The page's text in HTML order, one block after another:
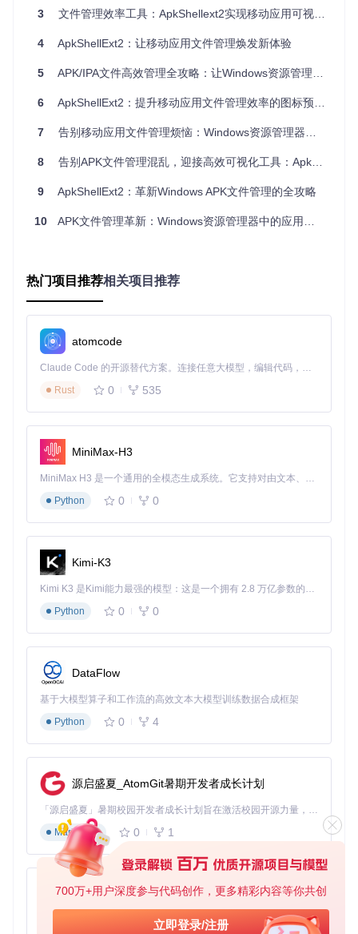
700万+用户深度参与代码创作，更多精彩内容等你共创
立即登录/注册
鼠标悬停信息提示
名称、包名、版本号、文件大小等关键信息。对于需要快速筛
应用商店跳转等功能。重命名支持自定义模板，如"[应用名称]
并配置环境变量。
进入项目目录下的
点击install.bat，选择"以管理员身份运行"。脚本会自动注
册资源管理器扩展，无需手动配置注册表。
3. 重启资源管理器
同样在Resources目录下，双击运行restart_explorer.ba
t，该脚本会重启Windows资源管理器进程，使扩展立即生
效。
场景化使用案例：不同用户的效率提升方案
移动应用开发者的测试包管理
某安卓开发者需要在电脑上管理数十个测试版本的APK文件，
通过ApkShellExt2的图标预览和悬停信息功能，无需安装即可
快速识别每个包的版本号和功能特性，配合批量重命名功能，
将文件按"应用名_日期_版本号.apk"格式整理，大幅提升测试
效率。
手机爱好者的应用备份整理
快速识别应用，利用右键菜单直接跳转到应用商店查看详情，
避免安装到恶意应用，同时通过自定义命名规则将备份文件整
理得井井有条。
检查.NET Framework版本：确保系统已安装.NET Frame
work 4.5或更高版本，可通过"控制面板→程序→程序和功
能"查看已安装组件。
重启资源管理器：运行 restart_explorer.bat
Ctr
l+Shift+Esc
器"进程并重启。
确认权限设置
理员身份运行，可重新执行安装程序。
3 文件管理效率工具：ApkShellext2实现移动应用可视化管理
4 ApkShellExt2：让移动应用文件管理焕发新体验
5 APK/IPA文件高效管理全攻略：让Windows资源管理器秒显应用图标
6 ApkShellExt2：提升移动应用文件管理效率的图标预览工具
7 告别移动应用文件管理烦恼：Windows资源管理器增强工具ApkShellExt2全攻略
8 告别APK文件管理混乱，迎接高效可视化工具：ApkShellExt2提升Windows文件管理效率方案
9 ApkShellExt2：革新Windows APK文件管理的全攻略
10 APK文件管理革新：Windows资源管理器中的应用图标显示全攻略
热门项目推荐相关项目推荐
atomcode
Claude Code 的开源替代方案。连接任意大模型，编辑代码，运行命令，自动验证 — 全自动执行。用 Rust 构建，极致性能。 ｜ An open-source alternative to Claude Code. Connect any LLM, edit code, run commands, and verify changes — autonomously. Built in Rust for speed. Get Started
Rust
0 535
MiniMax-H3
MiniMax H3 是一个通用的全模态生成系统。它支持对由文本、图像、视频和音频组成的多模态上下文进行统一理解，并能生成分辨率高达 2K、时长可达 15 秒的带原生立体声音频的视频。得益于面向任务泛化的系统设计，H3 在预训练阶段就已具备广泛的多模态上下文理解与生成能力，能够出色地执行复杂的多模态指令。
Python
0 0
Kimi-K3
Kimi K3 是Kimi能力最强的模型：这是一个拥有 2.8 万亿参数的混合专家（MoE）模型，具备原生视觉理解能力，并支持 100 万 token 的上下文窗口。
Python
0 0
DataFlow
基于大模型算子和工作流的高效文本大模型训练数据合成框架
Python
0 4
源启盛夏_AtomGit暑期开发者成长计划
「源启盛夏」暑期校园开发者成长计划旨在激活校园开源力量，通过积分激励、认证扶持、资源倾斜等形式，引导高校组织和开发者完成「入驻 — 建项目 — 做贡献 — 获认证 — 得资源」的完整闭环。无论你是想带领社团入驻平台的组织者，还是希望用代码贡献证明自己的开发者，都能在这里找到属于你的成长路径。
Markdown
0 1
py-xiaozhi
基于Python的Xiaozhi AI，适用于想要完整Xiaozhi体验而无需拥有专用硬件的用户。